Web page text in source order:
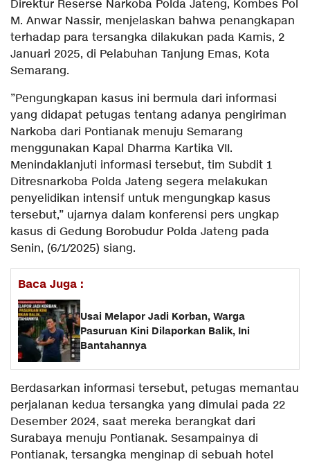
Direktur Reserse Narkoba Polda Jateng, Kombes Pol
M. Anwar Nassir, menjelaskan bahwa penangkapan
terhadap para tersangka dilakukan pada Kamis, 2
Januari 2025, di Pelabuhan Tanjung Emas, Kota
Semarang.
”Pengungkapan kasus ini bermula dari informasi
yang didapat petugas tentang adanya pengiriman
Narkoba dari Pontianak menuju Semarang
menggunakan Kapal Dharma Kartika VII.
Menindaklanjuti informasi tersebut, tim Subdit 1
Ditresnarkoba Polda Jateng segera melakukan
penyelidikan intensif untuk mengungkap kasus
tersebut,” ujarnya dalam konferensi pers ungkap
kasus di Gedung Borobudur Polda Jateng pada
Senin, (6/1/2025) siang.
Baca Juga :
Usai Melapor Jadi Korban, Warga
Pasuruan Kini Dilaporkan Balik, Ini
Bantahannya
Berdasarkan informasi tersebut, petugas memantau
perjalanan kedua tersangka yang dimulai pada 22
Desember 2024, saat mereka berangkat dari
Surabaya menuju Pontianak. Sesampainya di
Pontianak, tersangka menginap di sebuah hotel